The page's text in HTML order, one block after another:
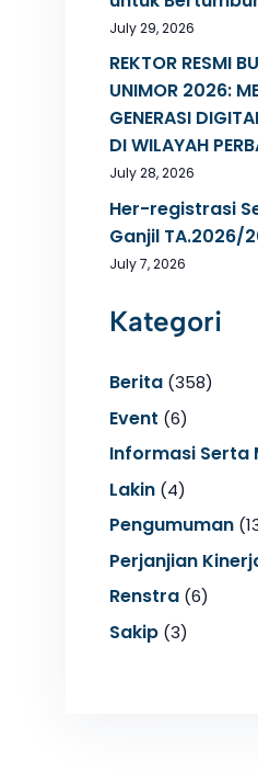
July 29, 2026
REKTOR RESMI
UNIMOR 2026:
GENERASI
DI WILAYAH
July 28, 2026
Her-registrasi
Ganjil TA.2026/
July 7, 2026
Kategori
Berita(358)
Event (6)
Informasi Serta
Lakin(4)
Pengumuman
Perjanjian
Renstra(6)
Sakip(3)